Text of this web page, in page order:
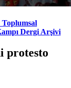
Toplumsal
Dergi Arşivi
protesto